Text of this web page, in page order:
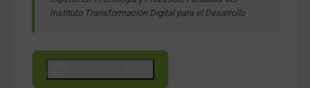
Instituto Transformación Digital para el Desarrollo